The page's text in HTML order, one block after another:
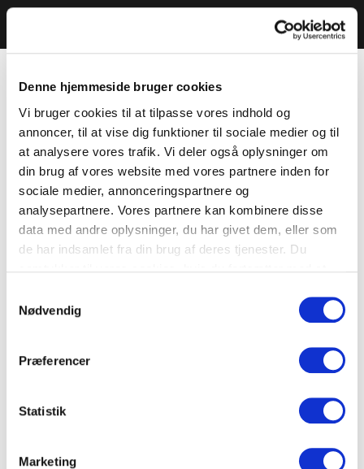
Denne hjemmeside bruger cookies
Vi bruger cookies til at tilpasse vores indhold og
annoncer, til at vise dig funktioner til sociale medier og til
at analysere vores trafik. Vi deler også oplysninger om
din brug af vores website med vores partnere inden for
sociale medier, annonceringspartnere og
analysepartnere. Vores partnere kan kombinere disse
data med andre oplysninger, du har givet dem, eller som
de har indsamlet fra din brug af deres tjenester. Du
Nødvendig
Præferencer
Statistik
Marketing